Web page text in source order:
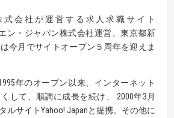
式会社が運営する求人求職サイト
エン・ジャパン株式会社運営、東京都新
今月でサイトオープン５周年を迎えま
1995年のオープン以来、インターネット
して、順調に成長を続け、 2000年3月
ルサイトYahoo! Japanと提携。その他に